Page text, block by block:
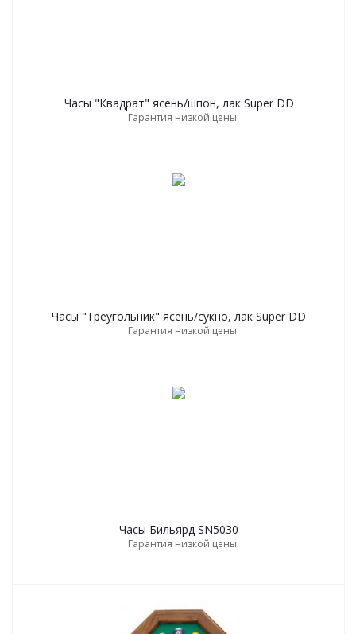
Часы "Квадрат" ясень/шпон, лак Super DD
Гарантия низкой цены
Часы "Треугольник" ясень/сукно, лак Super DD
Гарантия низкой цены
Часы Бильярд SN5030
Гарантия низкой цены